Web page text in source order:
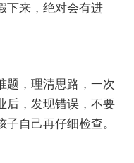
下来，绝对会有进
，理清思路，一次
后，发现错误，不要
自己再仔细检查。